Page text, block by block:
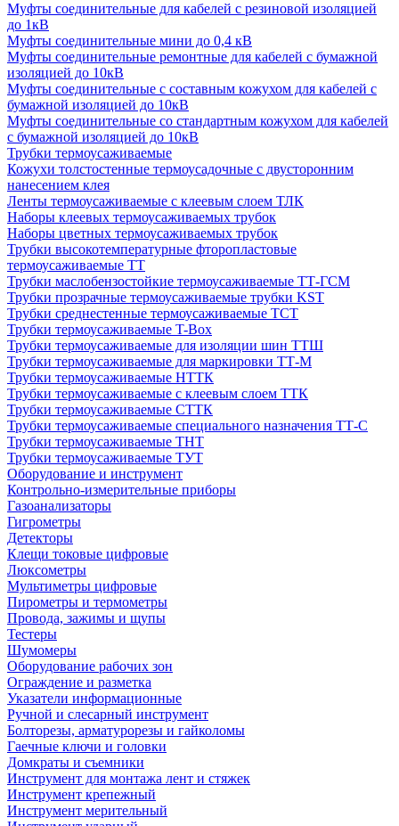
Муфты соединительные для кабелей с резиновой изоляцией
до 1кВ
Муфты соединительные мини до 0,4 кВ
Муфты соединительные ремонтные для кабелей с бумажной
изоляцией до 10кВ
Муфты соединительные с составным кожухом для кабелей с
бумажной изоляцией до 10кВ
Муфты соединительные со стандартным кожухом для кабелей
с бумажной изоляцией до 10кВ
Трубки термоусаживаемые
Кожухи толстостенные термоусадочные с двусторонним
нанесением клея
Ленты термоусаживаемые с клеевым слоем ТЛК
Наборы клеевых термоусаживаемых трубок
Наборы цветных термоусаживаемых трубок
Трубки высокотемпературные фторопластовые
термоусаживаемые ТТ
Трубки маслобензостойкие термоусаживаемые ТТ-ГСМ
Трубки прозрачные термоусаживаемые трубки KST
Трубки среднестенные термоусаживаемые ТСТ
Трубки термоусаживаемые T-Box
Трубки термоусаживаемые для изоляции шин ТТШ
Трубки термоусаживаемые для маркировки ТТ-М
Трубки термоусаживаемые НTТК
Трубки термоусаживаемые с клеевым слоем TТК
Трубки термоусаживаемые СTТК
Трубки термоусаживаемые специального назначения ТТ-С
Трубки термоусаживаемые ТНТ
Трубки термоусаживаемые ТУТ
Оборудование и инструмент
Контрольно-измерительные приборы
Газоанализаторы
Гигрометры
Детекторы
Клещи токовые цифровые
Люксометры
Мультиметры цифровые
Пирометры и термометры
Провода, зажимы и щупы
Тестеры
Шумомеры
Оборудование рабочих зон
Ограждение и разметка
Указатели информационные
Ручной и слесарный инструмент
Болторезы, арматурорезы и гайколомы
Гаечные ключи и головки
Домкраты и съемники
Инструмент для монтажа лент и стяжек
Инструмент крепежный
Инструмент мерительный